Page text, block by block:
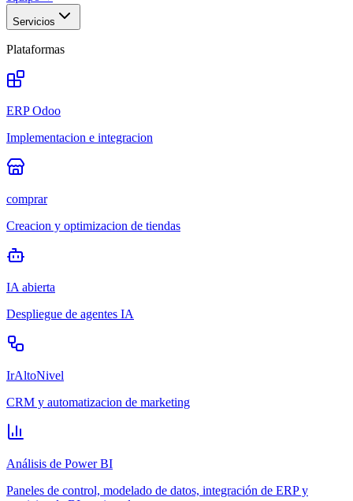
Servicios
Plataformas
ERP Odoo
Implementacion e integracion
comprar
Creacion y optimizacion de tiendas
IA abierta
Despliegue de agentes IA
IrAltoNivel
CRM y automatizacion de marketing
Análisis de Power BI
Paneles de control, modelado de datos, integración de ERP y